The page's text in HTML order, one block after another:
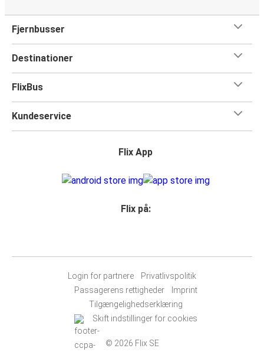
Fjernbusser
Destinationer
FlixBus
Kundeservice
Flix App
Flix på:
Login for partnere
Privatlivspolitik
Passagerens rettigheder
Imprint
Tilgængelighedserklæring
Skift indstillinger for cookies
© 2026 Flix SE